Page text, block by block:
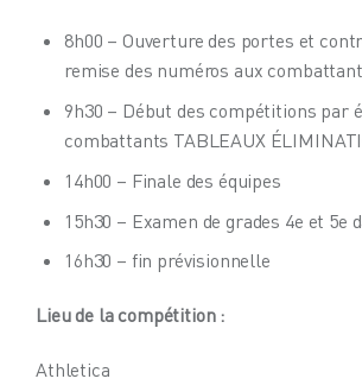
8h00 – Ouverture des portes et
remise des numéros aux
9h30 – Début des compétitions par
combattants TABLEAUX
14h00 – Finale des équipes
15h30 – Examen de grades 4e et 5e
16h30 – fin prévisionnelle
Lieu de la compétition :
Athletica